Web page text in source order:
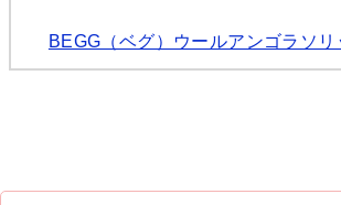
BEGG（ベグ）ウールアンゴラソ